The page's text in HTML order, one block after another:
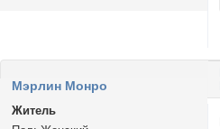
Мэрлин Монро
Житель